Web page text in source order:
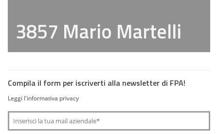
3857 Mario Martelli
Compila il form per iscriverti alla newsletter di FPA!
Leggi l'informativa privacy